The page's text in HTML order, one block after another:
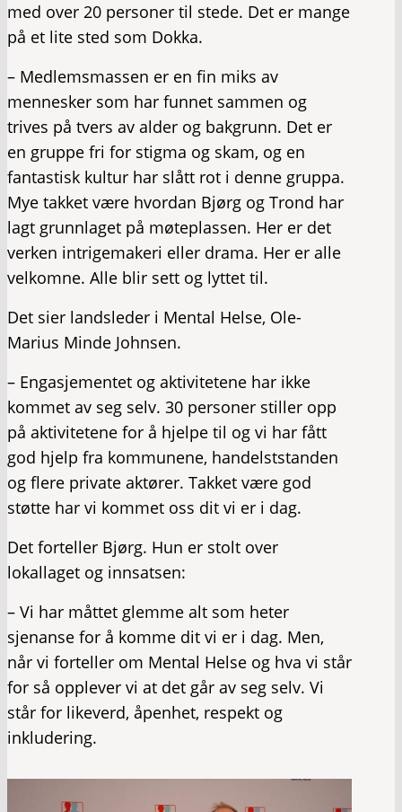
med over 20 personer til stede. Det er mange
på et lite sted som Dokka.
– Medlemsmassen er en fin miks av
mennesker som har funnet sammen og
trives på tvers av alder og bakgrunn. Det er
en gruppe fri for stigma og skam, og en
fantastisk kultur har slått rot i denne gruppa.
Mye takket være hvordan Bjørg og Trond har
lagt grunnlaget på møteplassen. Her er det
verken intrigemakeri eller drama. Her er alle
velkomne. Alle blir sett og lyttet til.
Det sier landsleder i Mental Helse, Ole-
Marius Minde Johnsen.
– Engasjementet og aktivitetene har ikke
kommet av seg selv. 30 personer stiller opp
på aktivitetene for å hjelpe til og vi har fått
god hjelp fra kommunene, handelststanden
og flere private aktører. Takket være god
støtte har vi kommet oss dit vi er i dag.
Det forteller Bjørg. Hun er stolt over
lokallaget og innsatsen:
– Vi har måttet glemme alt som heter
sjenanse for å komme dit vi er i dag. Men,
når vi forteller om Mental Helse og hva vi står
for så opplever vi at det går av seg selv. Vi
står for likeverd, åpenhet, respekt og
inkludering.